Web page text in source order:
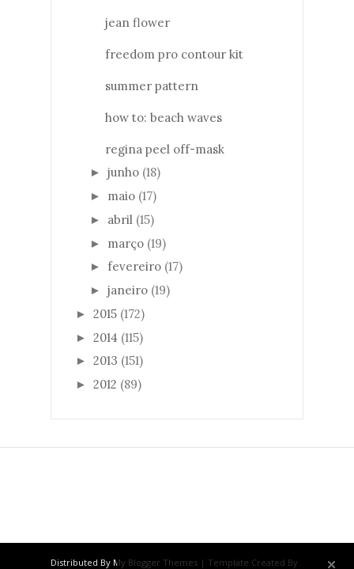
jean flower
freedom pro contour kit
summer pattern
how to: beach waves
regina peel off-mask
► junho (18)
► maio (17)
► abril (15)
► março (19)
► fevereiro (17)
► janeiro (19)
► 2015 (172)
► 2014 (115)
► 2013 (151)
► 2012 (89)
Distributed By My Blogger Themes | Template Created By